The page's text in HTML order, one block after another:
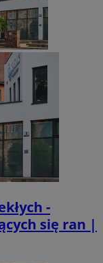
-
się ran |